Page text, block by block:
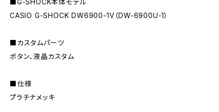
■G-SHOCK本体モデル
CASIO G-SHOCK DW6900-1V（DW-6900U-1）
■カスタムパーツ
ボタン、液晶カスタム
■仕様
プラチナメッキ